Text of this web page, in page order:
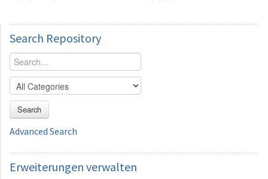
Search Repository
Search
Advanced Search
Erweiterungen verwalten